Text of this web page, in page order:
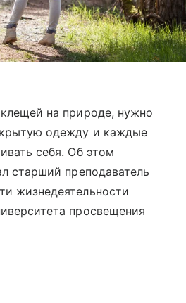
на природе, нужно
одежду и каждые
себя. Об этом
старший преподаватель
жизнедеятельности
просвещения